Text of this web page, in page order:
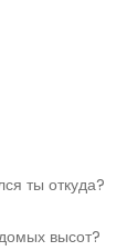
ты откуда?
высот?